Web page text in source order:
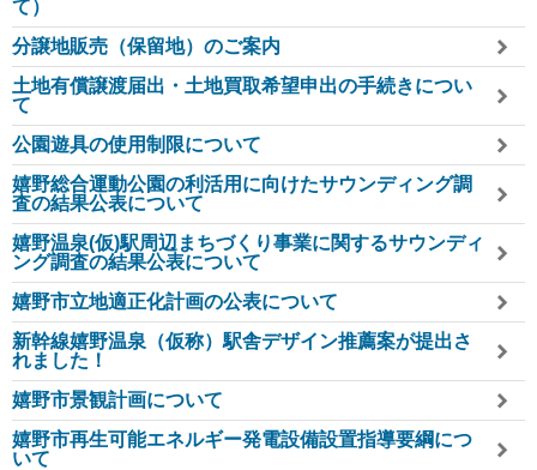
て）
分譲地販売（保留地）のご案内
土地有償譲渡届出・土地買取希望申出の手続きについ
て
公園遊具の使用制限について
嬉野総合運動公園の利活用に向けたサウンディング調
査の結果公表について
嬉野温泉(仮)駅周辺まちづくり事業に関するサウンディ
ング調査の結果公表について
嬉野市立地適正化計画の公表について
新幹線嬉野温泉（仮称）駅舎デザイン推薦案が提出さ
れました！
嬉野市景観計画について
嬉野市再生可能エネルギー発電設備設置指導要綱につ
いて